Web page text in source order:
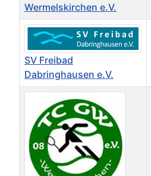
Wermelskirchen e.V.
SV Freibad
Dabringhausen e.V.